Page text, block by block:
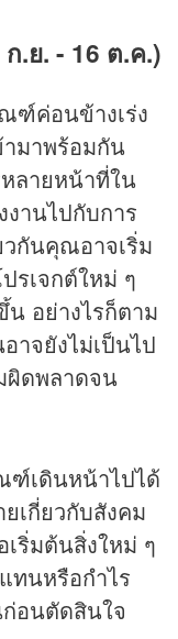
.ย. - 16 ต.ค.)
ฑ์ค่อนข้างเร่ง
มาพร้อมกัน
ลายหน้าที่ใน
งานไปกับการ
กันคุณอาจเริ่ม
รเจกต์ใหม่ ๆ
น อย่างไรก็ตาม
าจยังไม่เป็นไป
ผิดพลาดจน
ฑ์เดินหน้าไปได้
เกี่ยวกับสังคม
ริ่มต้นสิ่งใหม่ ๆ
ทนหรือกำไร
อนตัดสินใจ